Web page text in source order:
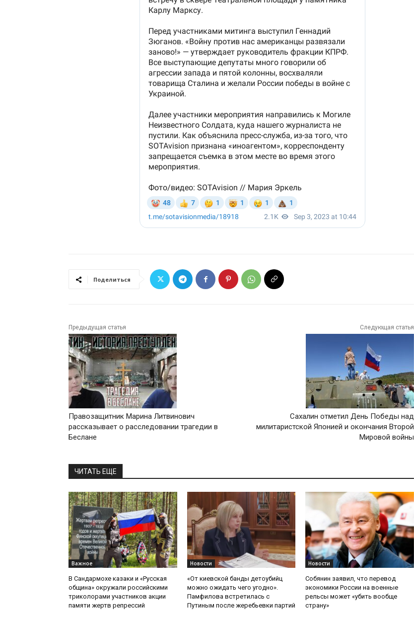
Поделиться
Предыдущая статья
Правозащитник Марина Литвинович
рассказывает о расследовании трагедии в
Беслане
Следующая статья
Сахалин отметил День Победы над
милитаристской Японией и окончания Второй
Мировой войны
ЧИТАТЬ ЕЩЕ
Важное
В Сандармохе казаки и «Русская
община» окружали российскими
триколорами участников акции
памяти жертв репрессий
Новости
«От киевской банды детоубийц
можно ожидать чего угодно».
Памфилова встретилась с
Путиным после жеребьевки партий
Новости
Собянин заявил, что перевод
экономики России на военные
рельсы может «убить вообще
страну»